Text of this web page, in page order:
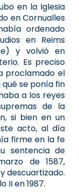
en la Iglesia
en Cornualles
ordenado
en Reims
y volvió en
Es preciso
proclamado el
qué se ponía fin
a los reyes
de la
si bien en un
acto, al día
firme en la fe
sentencia de
de 1587,
descuartizado.
II en 1987.